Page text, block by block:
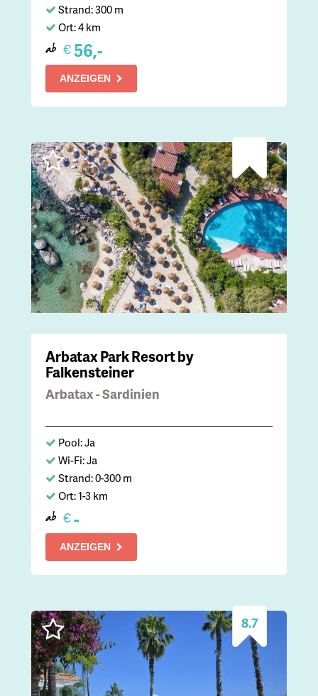
Strand: 300 m
Ort: 4 km
ab €56,-
ANZEIGEN
Arbatax Park Resort by
Falkensteiner
Arbatax - Sardinien
Pool: Ja
Wi-Fi: Ja
Strand: 0-300 m
Ort: 1-3 km
ab €-
ANZEIGEN
8.7